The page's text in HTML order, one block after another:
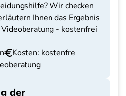
Wir checken
Ihnen das Ergebnis
- kostenfrei
Kosten: kostenfrei
der